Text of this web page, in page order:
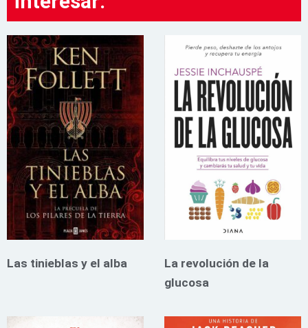
Las tinieblas y el alba
La revolución de la
glucosa